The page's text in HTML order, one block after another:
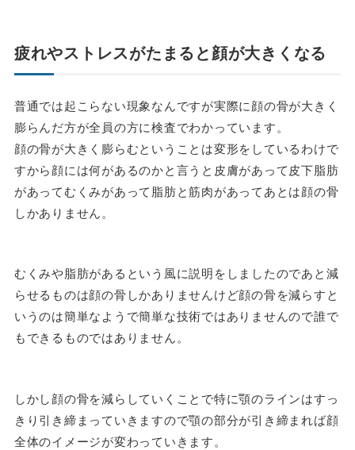
疲れやストレスがたまると顔が大きくなる
普通では起こらない現象なんですが実際に顔の骨が大きく
膨らんだ方が全員の方に検査でわかっています。
顔の骨が大きく膨らむということは変形をしているわけで
すから顔には何があるのかと言うと皮膚があって皮下脂肪
があってむくみがあって脂肪と筋肉があってあとは顔の骨
しかありません。
むくみや脂肪があるという風に説明をしましたのであと減
らせるものは顔の骨しかありませんけど顔の骨を減らすと
いうのは簡単なようで簡単な技術ではありませんので誰で
もできるものではありません。
しかし顔の骨を減らしていくことで特に顎のラインはすっ
きり引き締まっていきますので顎の部分が引き締まれば顔
全体のイメージが変わっていきます。